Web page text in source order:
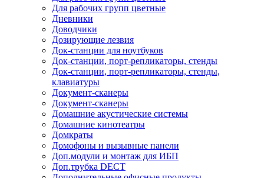
Для рабочих групп цветные
Дневники
Доводчики
Дозирующие лезвия
Док-станции для ноутбуков
Док-станции, порт-репликаторы, стенды
Док-станции, порт-репликаторы, стенды,
клавиатуры
Документ-сканеры
Документ-сканеры
Домашние акустические системы
Домашние кинотеатры
Домкраты
Домофоны и вызывные панели
Доп.модули и монтаж для ИБП
Доп.трубка DECT